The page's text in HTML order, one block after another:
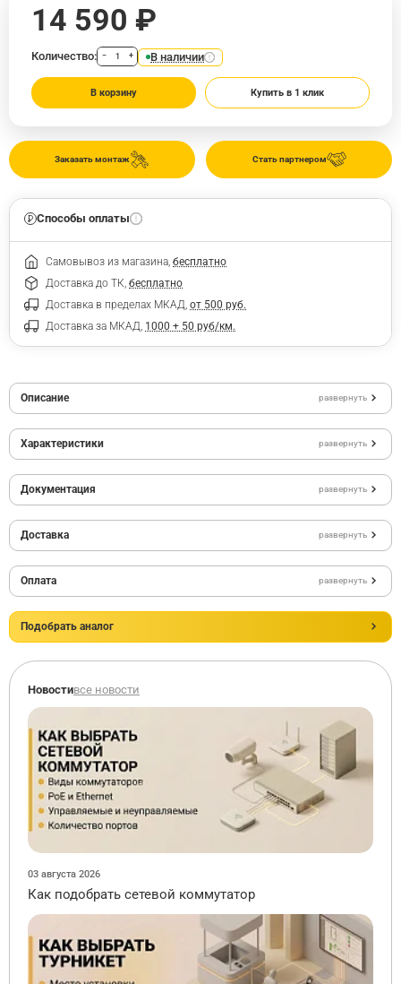
Стать партнером
Заказать монтаж
14 590 ₽
Количество: − + В наличии
В корзину Купить в 1 клик
Способы оплаты
Самовывоз из магазина, бесплатно
Доставка до ТК, бесплатно
Доставка в пределах МКАД, от 500 руб.
Доставка за МКАД, 1000 + 50 руб/км.
Описание развернуть
Характеристики развернуть
Документация развернуть
Доставка развернуть
Оплата развернуть
Подобрать аналог
Новостивсе новости
03 августа 2026
Как подобрать сетевой коммутатор